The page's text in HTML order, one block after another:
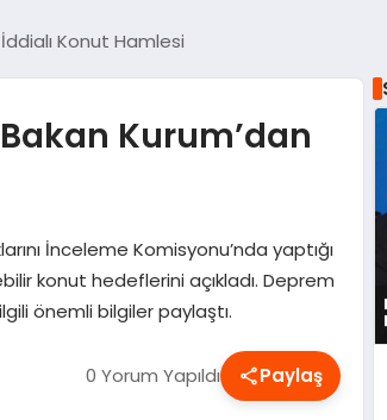
İddialı Konut Hamlesi
Kurum’dan
İnceleme Komisyonu’nda yaptığı
konut hedeflerini açıkladı. Deprem
önemli bilgiler paylaştı.
0 Yorum Yapıldı Paylaş